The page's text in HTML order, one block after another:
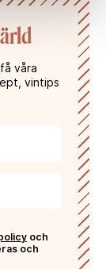
våra
vintips
och
och